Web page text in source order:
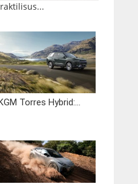
KGM Torres Hybrid:...